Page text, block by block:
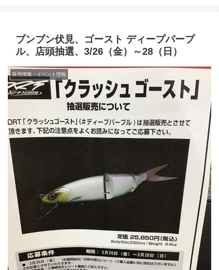
ブンブン伏見、ゴースト ディープパープ
ル、店頭抽選、3/26（金）～28（日）
販売情報・イベント情報